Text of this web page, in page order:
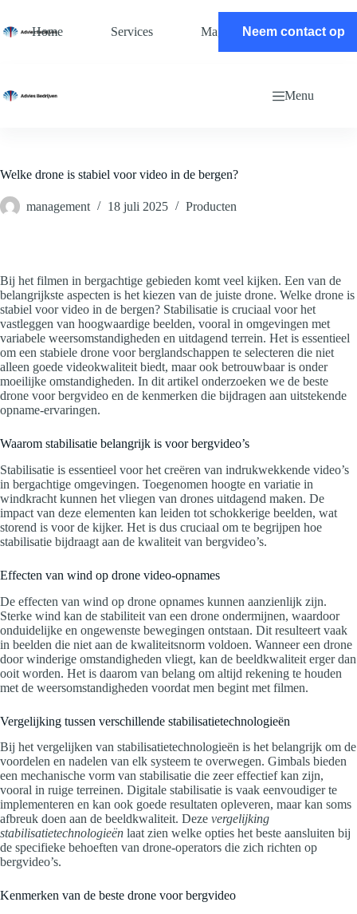
de
Home Services Magazine Contact
Neem contact op
Menu
Welke drone is stabiel voor video in de bergen?
management 18 juli 2025 Producten
Bij het filmen in bergachtige gebieden komt veel kijken. Een van de
belangrijkste aspecten is het kiezen van de juiste drone. Welke drone is
stabiel voor video in de bergen? Stabilisatie is cruciaal voor het
vastleggen van hoogwaardige beelden, vooral in omgevingen met
variabele weersomstandigheden en uitdagend terrein. Het is essentieel
om een stabiele drone voor berglandschappen te selecteren die niet
alleen goede videokwaliteit biedt, maar ook betrouwbaar is onder
moeilijke omstandigheden. In dit artikel onderzoeken we de beste
drone voor bergvideo en de kenmerken die bijdragen aan uitstekende
opname-ervaringen.
Waarom stabilisatie belangrijk is voor bergvideo’s
Stabilisatie is essentieel voor het creëren van indrukwekkende video’s
in bergachtige omgevingen. Toegenomen hoogte en variatie in
windkracht kunnen het vliegen van drones uitdagend maken. De
impact van deze elementen kan leiden tot schokkerige beelden, wat
storend is voor de kijker. Het is dus cruciaal om te begrijpen hoe
stabilisatie bijdraagt aan de kwaliteit van bergvideo’s.
Effecten van wind op drone video-opnames
De effecten van wind op drone opnames kunnen aanzienlijk zijn.
Sterke wind kan de stabiliteit van een drone ondermijnen, waardoor
onduidelijke en ongewenste bewegingen ontstaan. Dit resulteert vaak
in beelden die niet aan de kwaliteitsnorm voldoen. Wanneer een drone
door winderige omstandigheden vliegt, kan de beeldkwaliteit erger dan
ooit worden. Het is daarom van belang om altijd rekening te houden
met de weersomstandigheden voordat men begint met filmen.
Vergelijking tussen verschillende stabilisatietechnologieën
Bij het vergelijken van stabilisatietechnologieën is het belangrijk om de
voordelen en nadelen van elk systeem te overwegen. Gimbals bieden
een mechanische vorm van stabilisatie die zeer effectief kan zijn,
vooral in ruige terreinen. Digitale stabilisatie is vaak eenvoudiger te
implementeren en kan ook goede resultaten opleveren, maar kan soms
afbreuk doen aan de beeldkwaliteit. Deze vergelijking
stabilisatietechnologieën laat zien welke opties het beste aansluiten bij
de specifieke behoeften van drone-operators die zich richten op
bergvideo’s.
Kenmerken van de beste drone voor bergvideo